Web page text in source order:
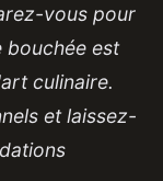
vous pour
bouchée est
culinaire.
et laissez-